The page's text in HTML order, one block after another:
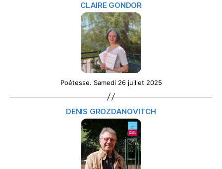
CLAIRE GONDOR
Poétesse. Samedi 26 juillet 2025
DENIS GROZDANOVITCH